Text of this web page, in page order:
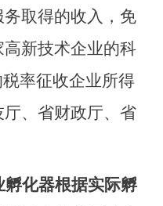
取得的收入，免
新技术企业的科
税率征收企业所得
厅、省财政厅、省
孵化器根据实际孵